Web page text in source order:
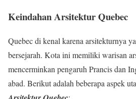
Keindahan Arsitektur Quebec
Quebec di kenal karena arsitekturnya
bersejarah. Kota ini memiliki warisan
mencerminkan pengaruh Prancis dan
abad. Berikut adalah beberapa aspek